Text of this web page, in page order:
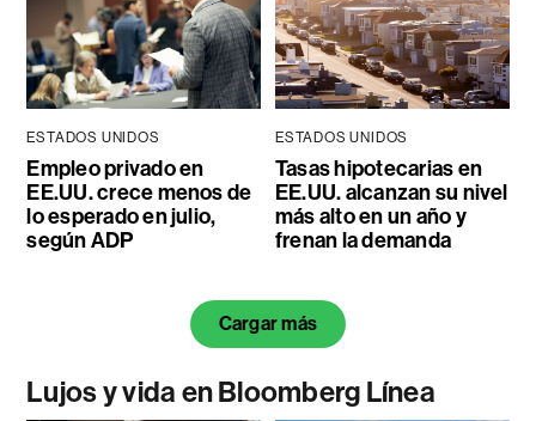
ESTADOS UNIDOS
Empleo privado en
EE.UU. crece menos de
lo esperado en julio,
según ADP
ESTADOS UNIDOS
Tasas hipotecarias en
EE.UU. alcanzan su nivel
más alto en un año y
frenan la demanda
Cargar más
Lujos y vida en Bloomberg Línea